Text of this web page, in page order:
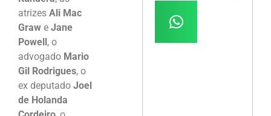
atrizes Ali Mac
Graw e Jane
Powell , o
advogado Mario
Gil Rodrigues, o
ex deputado Joel
de Holanda